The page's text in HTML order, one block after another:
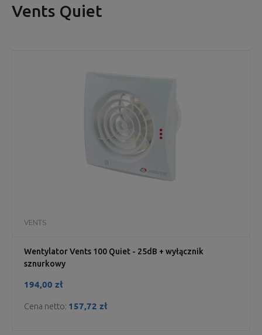
Vents Quiet
Wentylator Vents 100 Quiet - 25dB + wyłącznik
sznurkowy
VENTS
194,00 zł
Cena netto: 157,72 zł